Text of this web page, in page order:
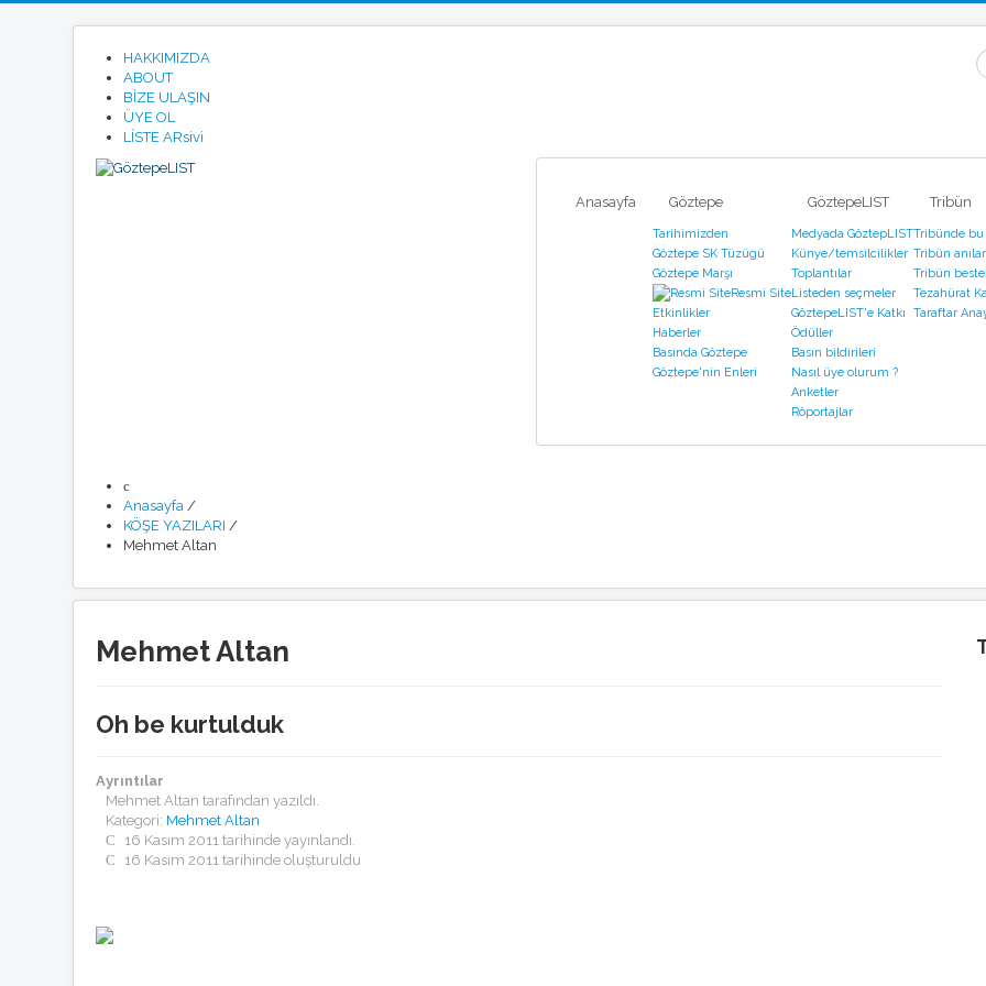
HAKKIMIZDA
ABOUT
BİZE ULAŞIN
ÜYE OL
LÍSTE ARsivi
Anasayfa Göztepe
Tarihimizden
Göztepe SK Tüzügü
Göztepe Marşı
Resmi Site
Etkinlikler
Haberler
Basında Göztepe
Göztepe'nin Enleri
GöztepeLIST
Medyada GöztepLIST
Künye/temsilcilikler
Toplantılar
Listeden seçmeler
GöztepeLIST'e Katkı
Ödüller
Basın bildirileri
Nasıl üye olurum ?
Anketler
Röportajlar
Tribün
Tribünde
Tribün
Tribün
Tezahürat
Taraftar
Anasayfa /
KÖŞE YAZILARI /
Mehmet Altan
Mehmet Altan
Oh be kurtulduk
Ayrıntılar
Mehmet Altan tarafından yazıldı.
Kategori: Mehmet Altan
16 Kasım 2011 tarihinde yayınlandı.
16 Kasım 2011 tarihinde oluşturuldu